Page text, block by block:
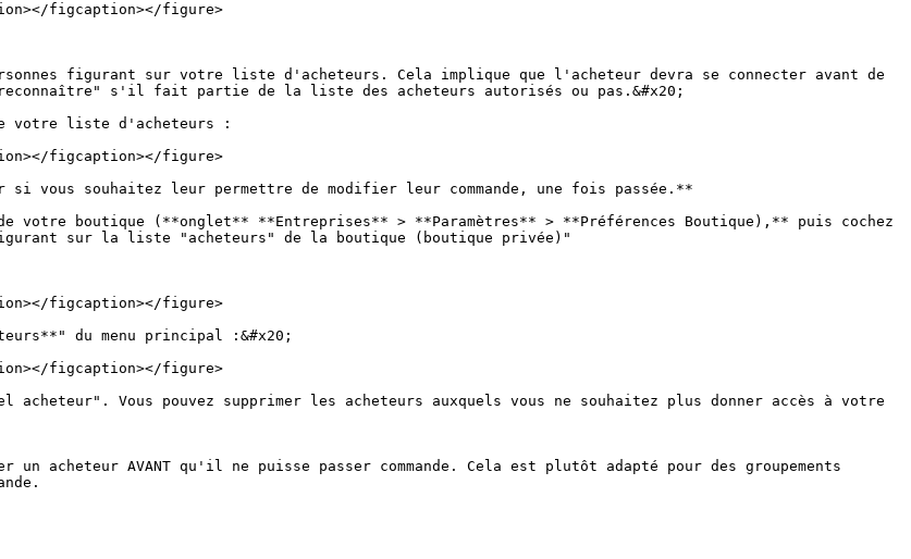
figcaption></figure>
figurant sur votre liste d'acheteurs. Cela implique que l'acheteur devra se connecter avant de
s'il fait partie de la liste des acheteurs autorisés ou pas.&#x20;
votre liste d'acheteurs :
figcaption></figure>
si vous souhaitez leur permettre de modifier leur commande, une fois passée.**
boutique (**onglet** **Entreprises** > **Paramètres** > **Préférences Boutique),** puis cochez
sur la liste "acheteurs" de la boutique (boutique privée)"
figcaption></figure>
du menu principal :&#x20;
figcaption></figure>
acheteur". Vous pouvez supprimer les acheteurs auxquels vous ne souhaitez plus donner accès à votre
acheteur AVANT qu'il ne puisse passer commande. Cela est plutôt adapté pour des groupements